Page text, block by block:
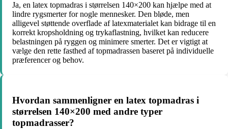
Ja, en latex topmadras i størrelsen 140×200 kan hjælpe med at
lindre rygsmerter for nogle mennesker. Den bløde, men
alligevel støttende overflade af latexmaterialet kan bidrage til en
korrekt kropsholdning og trykaflastning, hvilket kan reducere
belastningen på ryggen og minimere smerter. Det er vigtigt at
vælge den rette fasthed af topmadrassen baseret på individuelle
præferencer og behov.
Hvordan sammenligner en latex topmadras i
størrelsen 140×200 med andre typer
topmadrasser?